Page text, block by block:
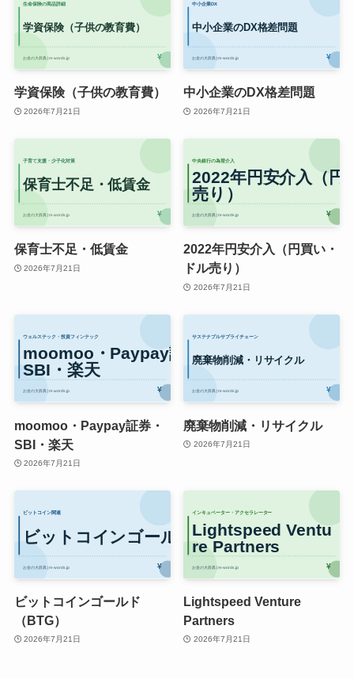
学資保険（子供の教育費）
2026年7月21日
中小企業のDX格差問題
2026年7月21日
保育士不足・低賃金
2026年7月21日
2022年円安介入（円買い・
ドル売り）
2026年7月21日
moomoo・Paypay証券・
SBI・楽天
2026年7月21日
廃棄物削減・リサイクル
2026年7月21日
ビットコインゴールド
（BTG）
2026年7月21日
Lightspeed Venture
Partners
2026年7月21日